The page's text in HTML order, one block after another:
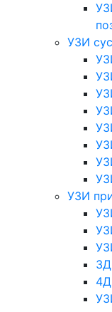
УЗИ
УЗИ